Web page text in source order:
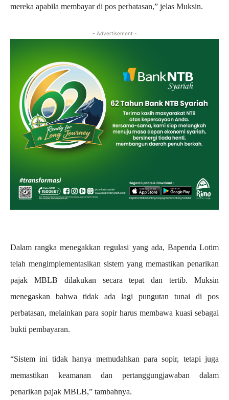
mereka apabila membayar di pos perbatasan,” jelas Muksin.
- Advertisement -
Dalam rangka menegakkan regulasi yang ada, Bapenda Lotim
telah mengimplementasikan sistem yang memastikan penarikan
pajak MBLB dilakukan secara tepat dan tertib. Muksin
menegaskan bahwa tidak ada lagi pungutan tunai di pos
perbatasan, melainkan para sopir harus membawa kuasi sebagai
bukti pembayaran.
“Sistem ini tidak hanya memudahkan para sopir, tetapi juga
memastikan keamanan dan pertanggungjawaban dalam
penarikan pajak MBLB,” tambahnya.